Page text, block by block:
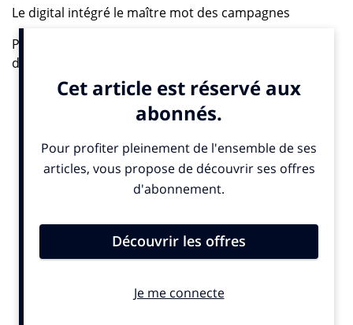
Le digital intégré le maître mot des campagnes
Pourquoi ? Parce que le numérique s’instille partout,
dans tous les aspects du quotidien. Il n’est donc plus à
envisager comme une branche séparée des
campagnes mais comme partie intégrante. Incitant les
équipes à repenser leurs processus tout en bousculant
les critères du média planning et de l’achat d’espace
dans de nouveaux retranchements et formes de
créativité plus pertinentes. « Dans le contexte de la
communication d’entreprise, toute proposition qui
plus lieu d’être aujourd’hui », confirme David Mucelli,
digital manager chez Hotwire France « nous avons
afin de travailler sur des campagnes de